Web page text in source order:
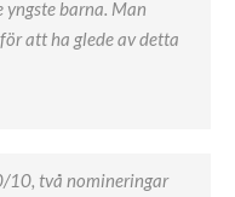
yngste barna. Man
att ha glede av detta
10, två nomineringar